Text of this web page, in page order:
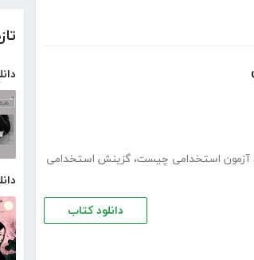
آزمون استخدامی چیست، گزینش استخدامی
دانلود کتاب